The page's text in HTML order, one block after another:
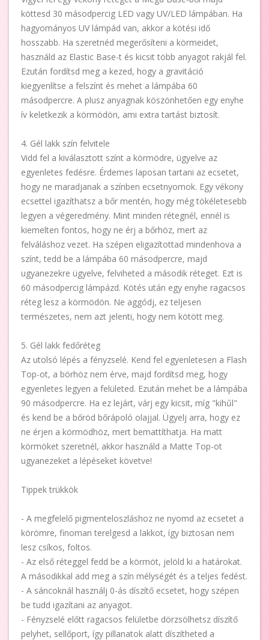
köttesd 30 másodpercig LED vagy UV/LED lámpában. Ha
hagyományos UV lámpád van, akkor a kötési idő
hosszabb. Ha szeretnéd megerősíteni a körmeidet,
használd az Elastic Base-t és kicsit több anyagot rakjál fel.
Ezután fordítsd meg a kezed, hogy a gravitáció
kiegyenlítse a felszínt és mehet a lámpába 60
másodpercre. A plusz anyagnak köszönhetően egy enyhe
ív keletkezik a körmödön, ami extra tartást biztosít.
4. Gél lakk szín felvitele
Vidd fel a kiválasztott színt a körmödre, ügyelve az
egyenletes fedésre. Érdemes laposan tartani az ecsetet,
hogy ne maradjanak a színben ecsetnyomok. Egy vékony
ecsettel igazíthatsz a bőr mentén, hogy még tökéletesebb
legyen a végeredmény. Mint minden rétegnél, ennél is
kiemelten fontos, hogy ne érj a bőrhöz, mert az
felváláshoz vezet. Ha szépen eligazítottad mindenhova a
színt, tedd be a lámpába 60 másodpercre, majd
ugyanezekre ügyelve, felviheted a második réteget. Ezt is
60 másodpercig lámpázd. Kötés után egy enyhe ragacsos
réteg lesz a körmödön. Ne aggódj, ez teljesen
természetes, nem azt jelenti, hogy nem kötött meg.
5. Gél lakk fedőréteg
Az utolsó lépés a fényzselé. Kend fel egyenletesen a Flash
Top-ot, a börhöz nem érve, majd fordítsd meg, hogy
egyenletes legyen a felületed. Ezután mehet be a lámpába
90 másodpercre. Ha ez lejárt, várj egy kicsit, míg "kihűl"
és kend be a bőröd bőrápoló olajjal. Ügyelj arra, hogy ez
ne érjen a körmödhöz, mert bemattíthatja. Ha matt
körmöket szeretnél, akkor használd a Matte Top-ot
ugyanezeket a lépéseket követve!
Tippek trükkök
- A megfelelő pigmenteloszláshoz ne nyomd az ecsetet a
körömre, finoman terelgesd a lakkot, így biztosan nem
lesz csíkos, foltos.
- Az első réteggel fedd be a körmöt, jelöld ki a határokat.
A másodikkal add meg a szín mélységét és a teljes fedést.
- A sáncoknál használj 0-ás díszítő ecsetet, hogy szépen
be tudd igazítani az anyagot.
- Fényzselé előtt ragacsos felületbe dörzsölhetsz díszítő
pelyhet, sellőport, így pillanatok alatt díszítheted a